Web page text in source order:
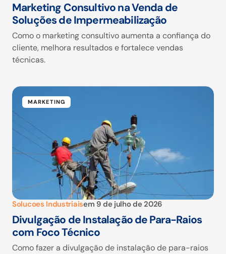
Marketing Consultivo na Venda de
Soluções de Impermeabilização
Como o marketing consultivo aumenta a confiança do
cliente, melhora resultados e fortalece vendas
técnicas.
MARKETING
Solucoes Industriaisem 9 de julho de 2026
Divulgação de Instalação de Para-Raios
com Foco Técnico
Como fazer a divulgação de instalação de para-raios